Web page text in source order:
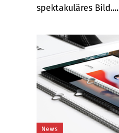
spektakuläres Bild....
News